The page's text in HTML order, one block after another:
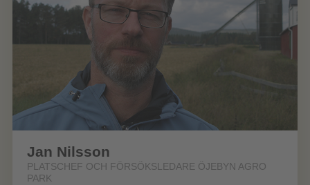
Jan Nilsson
PLATSCHEF OCH FÖRSÖKSLEDARE ÖJEBYN AGRO
PARK